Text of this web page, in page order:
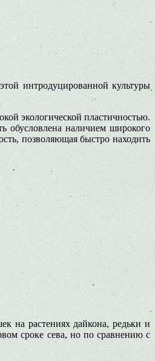
интродуцированной культуры
экологической пластичностью.
обусловлена наличием широкого
позволяющая быстро находить
на растениях дайкона, редьки и
сроке сева, но по сравнению с